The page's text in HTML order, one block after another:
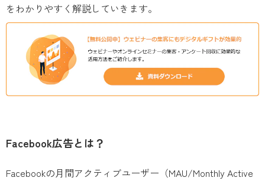
をわかりやすく解説していきます。
Facebook広告とは？
Facebookの月間アクティブユーザー（MAU/Monthly Active